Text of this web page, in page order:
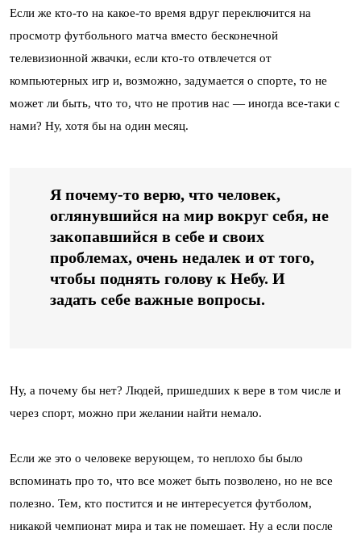
Если же кто-то на какое-то время вдруг переключится на
просмотр футбольного матча вместо бесконечной
телевизионной жвачки, если кто-то отвлечется от
компьютерных игр и, возможно, задумается о спорте, то не
может ли быть, что то, что не против нас — иногда все-таки с
нами? Ну, хотя бы на один месяц.
Я почему-то верю, что человек,
оглянувшийся на мир вокруг себя, не
закопавшийся в себе и своих
проблемах, очень недалек и от того,
чтобы поднять голову к Небу. И
задать себе важные вопросы.
Ну, а почему бы нет? Людей, пришедших к вере в том числе и
через спорт, можно при желании найти немало.
Если же это о человеке верующем, то неплохо бы было
вспоминать про то, что все может быть позволено, но не все
полезно. Тем, кто постится и не интересуется футболом,
никакой чемпионат мира и так не помешает. Ну а если после